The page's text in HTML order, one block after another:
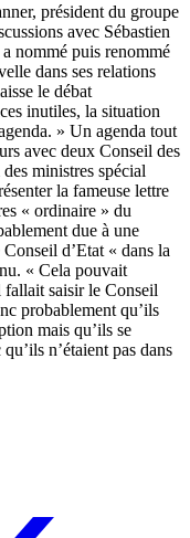
président du groupe
avec Sébastien
nommé puis renommé
dans ses relations
le débat
inutiles, la situation
» Un agenda tout
avec deux Conseil des
ministres spécial
la fameuse lettre
« ordinaire » du
due à une
d’Etat « dans la
« Cela pouvait
fallait saisir le Conseil
probablement qu’ils
mais qu’ils se
n’étaient pas dans